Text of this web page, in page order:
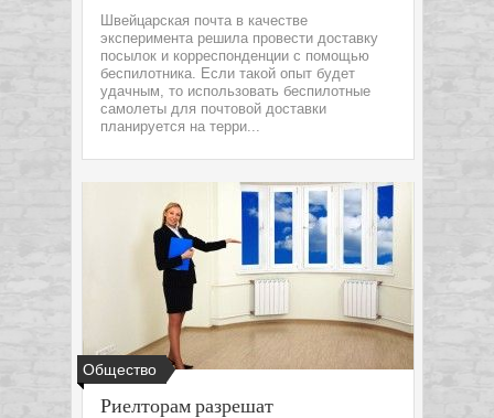
Швейцарская почта в качестве
эксперимента решила провести доставку
посылок и корреспонденции с помощью
беспилотника. Если такой опыт будет
удачным, то использовать беспилотные
самолеты для почтовой доставки
планируется на терри...
Общество
Риелторам разрешат